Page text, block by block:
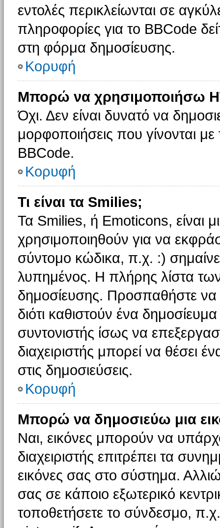
εντολές περικλείωνται σε
πληροφορίες για το BBCode
στη φόρμα δημοσίευσης.
Κορυφή
Μπορώ να χρησιμοποιήσω
Όχι. Δεν είναι δυνατό να
μορφοποιήσεις που γίνονται
BBCode.
Κορυφή
Τι είναι τα Smilies;
Τα Smilies, ή Emoticons, είναι
χρησιμοποιηθούν για να
σύντομο κώδικα, π.χ. :)
λυπημένος. Η πλήρης λίστα των
δημοσίευσης. Προσπαθήστε να
διότι καθιστούν ένα
συντονιστής ίσως να
διαχειριστής μπορεί να θέσει
στις δημοσιεύσεις.
Κορυφή
Μπορώ να δημοσιεύω μια
Ναι, εικόνες μπορούν να
διαχειριστής επιτρέπει τα
εικόνες σας στο σύστημα.
σας σε κάποιο εξωτερικό
τοποθετήσετε το σύνδεσμο,